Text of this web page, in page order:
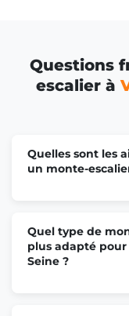
Questions
escalier à
Quelles sont les
un monte-
Quel type de
plus adapté
Seine ?